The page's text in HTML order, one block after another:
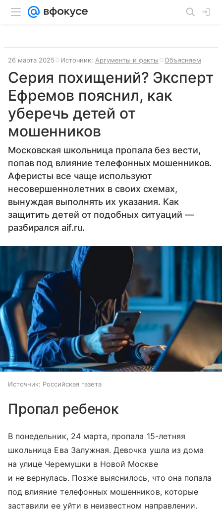
26 марта 2025 Источник: Аргументы и факты Объясняем
Серия похищений? Эксперт
Ефремов пояснил, как
уберечь детей от
мошенников
Московская школьница пропала без вести,
попав под влияние телефонных мошенников.
Аферисты все чаще используют
несовершеннолетних в своих схемах,
вынуждая выполнять их указания. Как
защитить детей от подобных ситуаций —
разбирался aif.ru.
Источник: Российская газета
Пропал ребенок
В понедельник, 24 марта, пропала 15-летняя
школьница Ева Залужная. Девочка ушла из дома
на улице Черемушки в Новой Москве
и не вернулась. Позже выяснилось, что она попала
под влияние телефонных мошенников, которые
заставили ее уйти в неизвестном направлении.